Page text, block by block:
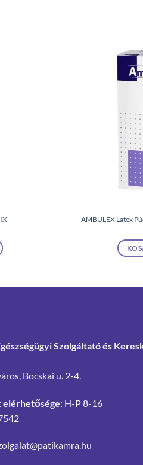
AMBULEX Latex
Szolgáltató és
Bocskai u. 2-4.
elérhetősége: H-P 8-16